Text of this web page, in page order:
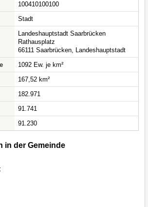
100410100100
Stadt
Landeshauptstadt Saarbrücken
Rathausplatz
66111 Saarbrücken, Landeshauptstadt
1092 Ew. je km²
167,52 km²
182.971
91.741
91.230
in der Gemeinde